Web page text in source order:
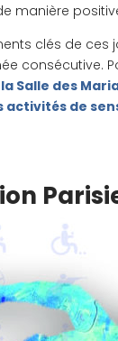
manière
clés de ces
consécutive.
Salle des
de